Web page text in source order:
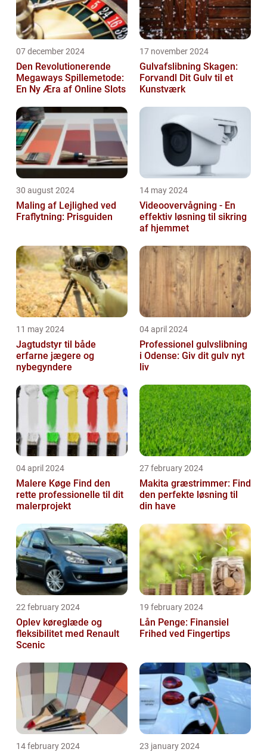
07 december 2024
Den Revolutionerende
Megaways Spillemetode:
En Ny Æra af Online Slots
17 november 2024
Gulvafslibning Skagen:
Forvandl Dit Gulv til et
Kunstværk
30 august 2024
Maling af Lejlighed ved
Fraflytning: Prisguiden
14 may 2024
Videoovervågning - En
effektiv løsning til sikring
af hjemmet
11 may 2024
Jagtudstyr til både
erfarne jægere og
nybegyndere
04 april 2024
Professionel gulvslibning
i Odense: Giv dit gulv nyt
liv
04 april 2024
Malere Køge Find den
rette professionelle til dit
malerprojekt
27 february 2024
Makita græstrimmer: Find
den perfekte løsning til
din have
22 february 2024
Oplev køreglæde og
fleksibilitet med Renault
Scenic
19 february 2024
Lån Penge: Finansiel
Frihed ved Fingertips
14 february 2024 23 january 2024